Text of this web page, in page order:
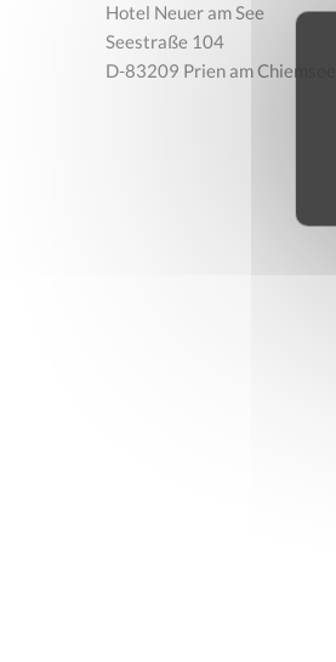
Hotel Neuer am See
Seestraße 104
D-83209 Prien am Chiemsee